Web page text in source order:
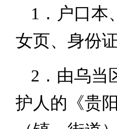
1．户口本
女页、身份
2．由乌当
护人的《贵